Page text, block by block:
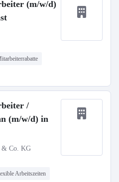
(m/w/d)
/
(m/w/d) in
& Co. KG
Arbeitszeiten